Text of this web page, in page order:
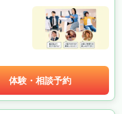
体験・相談予約